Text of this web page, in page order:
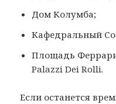
Дом Колумба;
Кафедральный
Площадь
Palazzi Dei Rolli.
Если останется